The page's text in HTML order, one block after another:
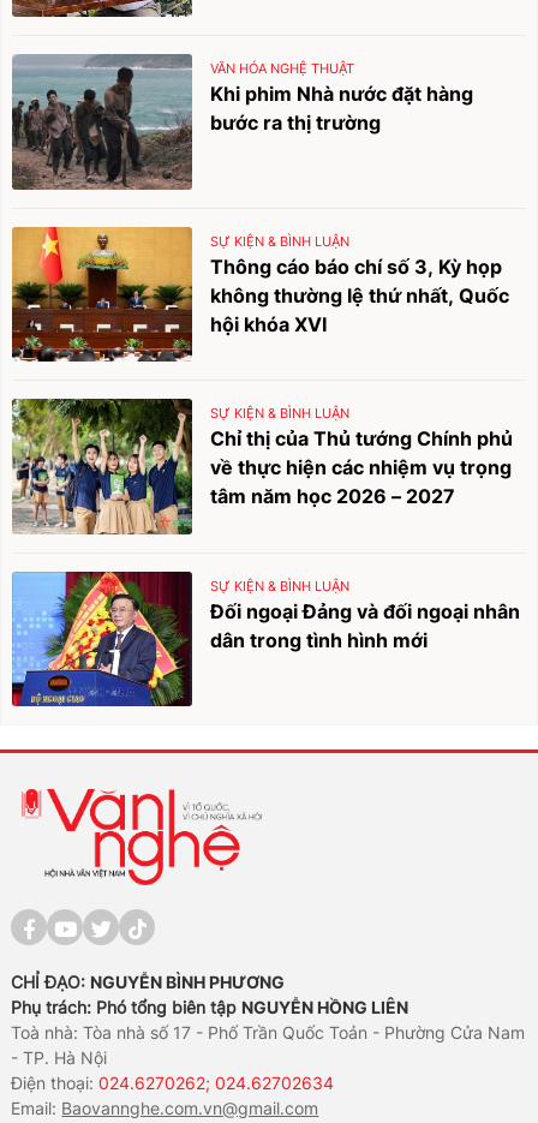
VĂN HÓA NGHỆ THUẬT
Khi phim Nhà nước đặt hàng
bước ra thị trường
SỰ KIỆN & BÌNH LUẬN
Thông cáo báo chí số 3, Kỳ họp
không thường lệ thứ nhất, Quốc
hội khóa XVI
SỰ KIỆN & BÌNH LUẬN
Chỉ thị của Thủ tướng Chính phủ
về thực hiện các nhiệm vụ trọng
tâm năm học 2026 – 2027
SỰ KIỆN & BÌNH LUẬN
Đối ngoại Đảng và đối ngoại nhân
dân trong tình hình mới
CHỈ ĐẠO: NGUYỄN BÌNH PHƯƠNG
Phụ trách: Phó tổng biên tập NGUYỄN HỒNG LIÊN
Toà nhà: Tòa nhà số 17 - Phố Trần Quốc Toản - Phường Cửa Nam
- TP. Hà Nội
Điện thoại:024.6270262; 024.62702634
Email: Baovannghe.com.vn@gmail.com